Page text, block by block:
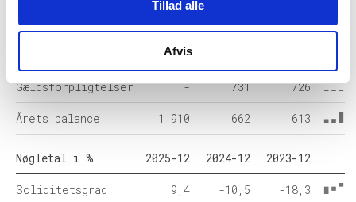
Tillad alle
Afvis
180
14
Gældsforpligtelser - 731 726
Årets balance 1.910 662 613
Nøgletal i % 2025-12 2024-12 2023-12
Soliditetsgrad 9,4 -10,5 -18,3